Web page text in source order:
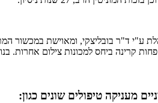
ע"י ד"ר בובליצקי, ומאוישת במכשור
מעניקה טיפולים שונים כגון: